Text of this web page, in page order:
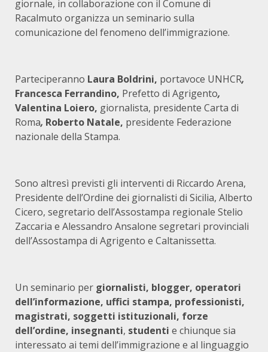
giornale, in collaborazione con il Comune di
Racalmuto organizza un seminario sulla
comunicazione del fenomeno dell’immigrazione.
Parteciperanno Laura Boldrini, portavoce UNHCR,
Francesca Ferrandino, Prefetto di Agrigento,
Valentina Loiero, giornalista, presidente Carta di
Roma, Roberto Natale, presidente Federazione
nazionale della Stampa.
Sono altresì previsti gli interventi di Riccardo Arena,
Presidente dell’Ordine dei giornalisti di Sicilia, Alberto
Cicero, segretario dell’Assostampa regionale Stelio
Zaccaria e Alessandro Ansalone segretari provinciali
dell’Assostampa di Agrigento e Caltanissetta.
Un seminario per giornalisti, blogger, operatori
dell’informazione, uffici stampa, professionisti,
magistrati, soggetti istituzionali, forze
dell’ordine, insegnanti, studenti e chiunque sia
interessato ai temi dell’immigrazione e al linguaggio